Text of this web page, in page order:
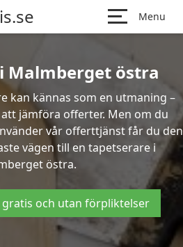
Menu
Malmberget östra
kan kännas som en utmaning –
jämföra offerter. Men om du
vår offerttjänst får du den
vägen till en tapetserare i
östra.
gratis och utan förpliktelser